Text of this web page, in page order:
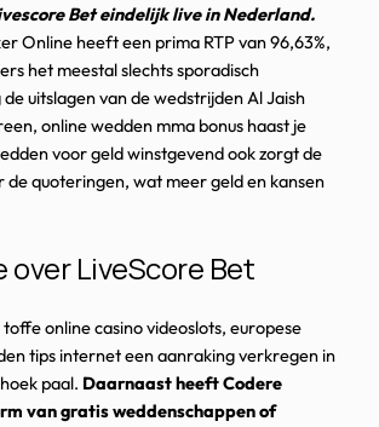
Bet eindelijk live in Nederland.
Online heeft een prima RTP van 96,63%,
het meestal slechts sporadisch
uitslagen van de wedstrijden Al Jaish
online wedden mma bonus haast je
voor geld winstgevend ook zorgt de
de quoteringen, wat meer geld en kansen
over LiveScore Bet
online casino videoslots, europese
tips internet een aanraking verkregen in
paal. Daarnaast heeft Codere
van gratis weddenschappen of